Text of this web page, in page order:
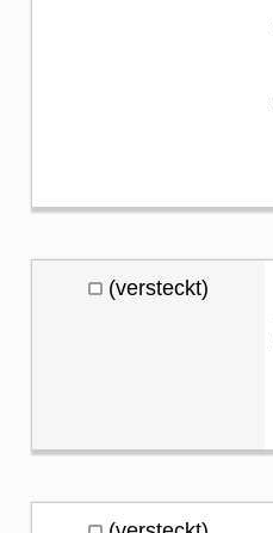
(versteckt)